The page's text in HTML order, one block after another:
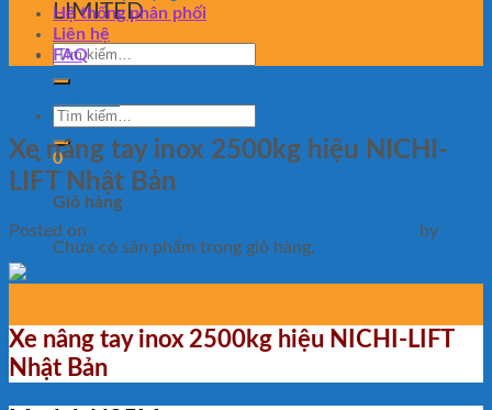
LIMITED
Tìm
Tìm
0
Giỏ hàng
Chưa có sản phẩm trong giỏ hàng.
Hệ thống phân phối
Liên hệ
FAQ
Xe nâng tay inox 2500kg hiệu NICHI-
LIFT Nhật Bản
Posted on by
Xe nâng tay inox 2500kg hiệu NICHI-LIFT
Nhật Bản